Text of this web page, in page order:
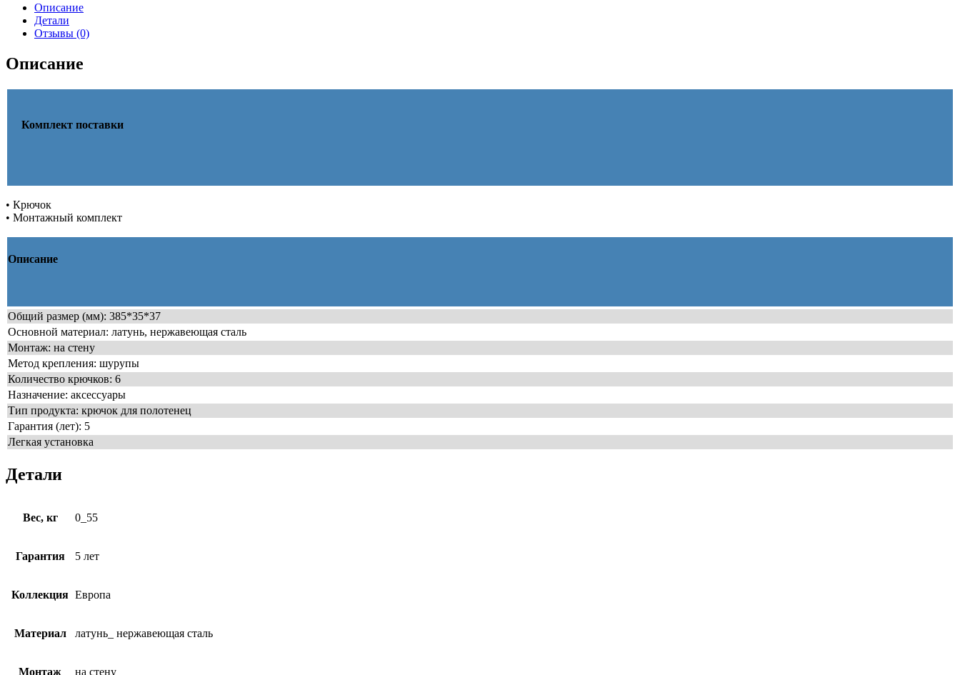
крючками
AQUATEK
AQ4124CR
ЕВРОПА
Описание
Детали
Отзывы (0)
Описание
Комплект поставки
• Крючок
• Монтажный комплект
Описание
Общий размер (мм): 385*35*37
Основной материал: латунь, нержавеющая сталь
Монтаж: на стену
Метод крепления: шурупы
Количество крючков: 6
Назначение: аксессуары
Тип продукта: крючок для полотенец
Гарантия (лет): 5
Легкая установка
Детали
Вес, кг 0_55
Гарантия 5 лет
Коллекция Европа
Материал латунь_ нержавеющая сталь
Монтаж на стену